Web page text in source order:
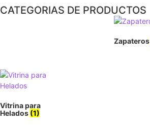
CATEGORIAS DE PRODUCTOS
Zapateros
Vitrina para
Helados (1)